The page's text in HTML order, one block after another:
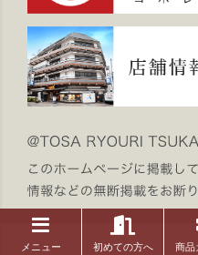
メニュー 初めての方へ 商品